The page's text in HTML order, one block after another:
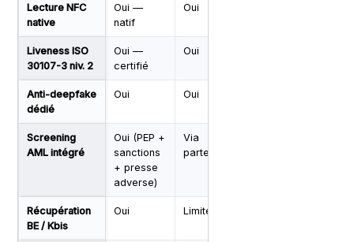
Lecture NFC
native
Oui —
natif
Oui
Liveness ISO
30107-3 niv. 2
Oui —
certifié
Oui
Anti-deepfake
dédié
Oui Oui
Screening
AML intégré
Oui (PEP +
sanctions
+ presse
adverse)
Via
partenaire
Récupération
BE / Kbis
Oui Limité